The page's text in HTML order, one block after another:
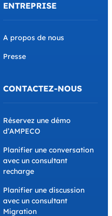
ENTREPRISE
A propos de nous
Presse
CONTACTEZ-NOUS
Réservez une démo
d’AMPECO
Planifier une conversation
avec un consultant
recharge
Planifier une discussion
avec un consultant
Migration